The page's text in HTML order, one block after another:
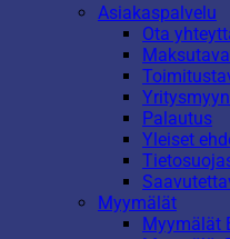
Asiakaspalvelu
Ota
Palautus
Yleiset
Myymälät
Myymälät